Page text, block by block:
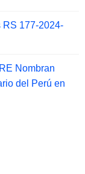
RS 177-2024-
Nombran
del Perú en